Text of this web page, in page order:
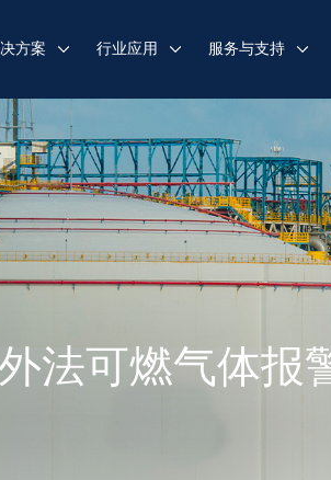
方案 行业应用 服务与支持
法可燃气体报